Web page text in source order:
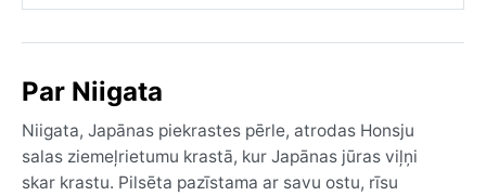
Par Niigata
Niigata, Japānas piekrastes pērle, atrodas Honsju
salas ziemeļrietumu krastā, kur Japānas jūras viļņi
skar krastu. Pilsēta pazīstama ar savu ostu, rīsu